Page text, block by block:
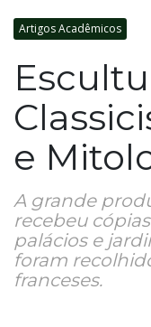
Artigos Acadêmicos
e
A grande
recebeu
palácios e
foram
franceses.